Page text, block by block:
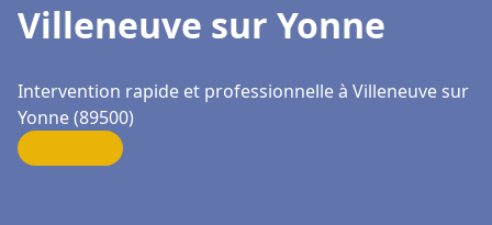
Villeneuve sur Yonne
Intervention rapide et professionnelle à Villeneuve sur
Yonne (89500)